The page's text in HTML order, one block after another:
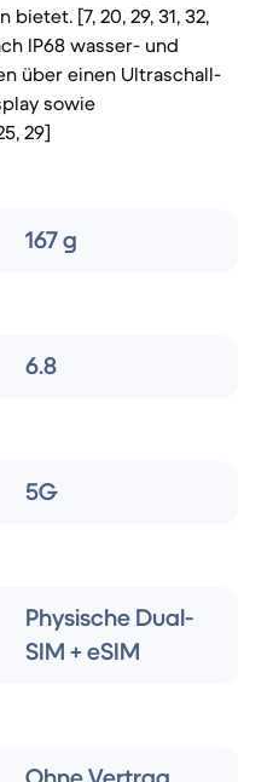
[7, 20, 29, 31, 32,
IP68 wasser- und
über einen Ultraschall-
sowie
29]
167 g
6.8
5G
Physische Dual-
SIM + eSIM